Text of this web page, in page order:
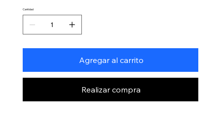
Cantidad
Agregar al carrito
Realizar compra